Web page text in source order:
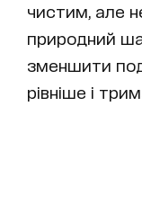
чистим, але
природний
зменшити
рівніше і